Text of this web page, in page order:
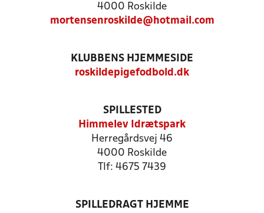
4000 Roskilde
mortensenroskilde@hotmail.com
KLUBBENS HJEMMESIDE
roskildepigefodbold.dk
SPILLESTED
Himmelev Idrætspark
Herregårdsvej 46
4000 Roskilde
Tlf: 4675 7439
SPILLEDRAGT HJEMME